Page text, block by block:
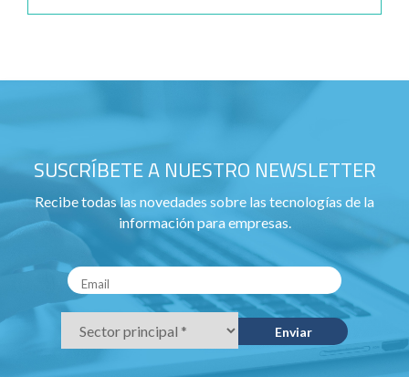
SUSCRÍBETE A NUESTRO NEWSLETTER
Recibe todas las novedades sobre las tecnologías de la
información para empresas.